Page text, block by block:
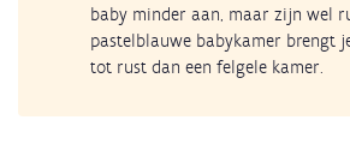
baby minder aan, maar zijn wel
pastelblauwe babykamer brengt
tot rust dan een felgele kamer.